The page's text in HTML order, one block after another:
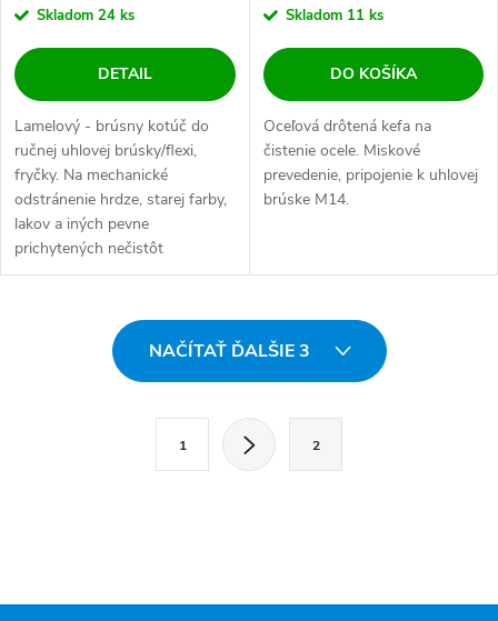
Skladom 24 ks
DETAIL
Lamelový - brúsny kotúč do
ručnej uhlovej brúsky/flexi,
fryčky. Na mechanické
odstránenie hrdze, starej farby,
lakov a iných pevne
prichytených nečistôt
brúsením. Séria Profi.
Skladom 11 ks
DO KOŠÍKA
Oceľová drôtená kefa na
čistenie ocele. Miskové
prevedenie, pripojenie k uhlovej
brúske M14.
Ovládacie prvky výpisu
NAČÍTAŤ ĎALŠIE 3
1 2